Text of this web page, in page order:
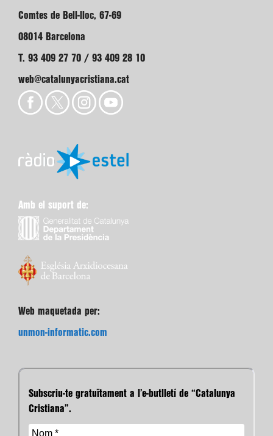
Comtes de Bell-lloc, 67-69
08014 Barcelona
T. 93 409 27 70 / 93 409 28 10
web@catalunyacristiana.cat
Amb el suport de:
Web maquetada per:
unmon-informatic.com
Subscriu-te gratuïtament a l’e-butlletí de “Catalunya
Cristiana”.